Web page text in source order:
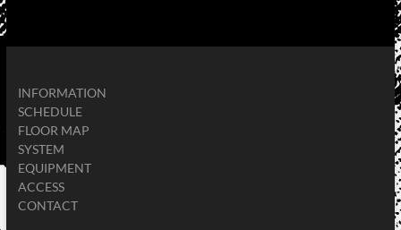
INFORMATION
SCHEDULE
FLOOR MAP
SYSTEM
EQUIPMENT
ACCESS
CONTACT